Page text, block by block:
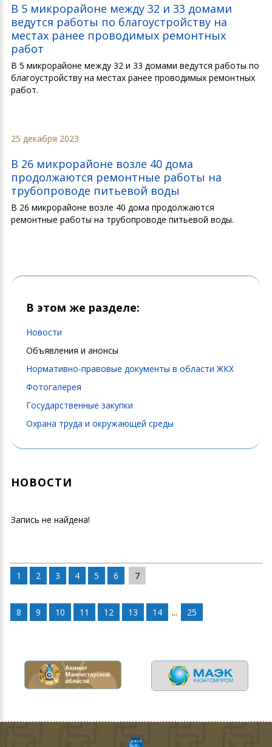
В 5 микрорайоне между 32 и 33 домами
ведутся работы по благоустройству на
местах ранее проводимых ремонтных
работ
В 5 микрорайоне между 32 и 33 домами ведутся работы по
благоустройству на местах ранее проводимых ремонтных
работ.
25 декабря 2023
В 26 микрорайоне возле 40 дома
продолжаются ремонтные работы на
трубопроводе питьевой воды
В 26 микрорайоне возле 40 дома продолжаются
ремонтные работы на трубопроводе питьевой воды.
В этом же разделе:
Новости
Объявления и анонсы
Нормативно-правовые документы в области ЖКХ
Фотогалерея
Государственные закупки
Охрана труда и окружающей среды
НОВОСТИ
Запись не найдена!
1 2 3 4 5 6 7
8 9 10 11 12 13 14 ... 25